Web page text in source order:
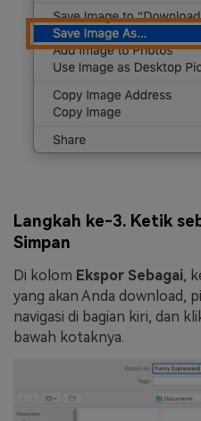
Langkah ke-3. Ketik
Simpan
Di kolom Ekspor Sebagai,
yang akan Anda download,
navigasi di bagian kiri, dan
bawah kotaknya.